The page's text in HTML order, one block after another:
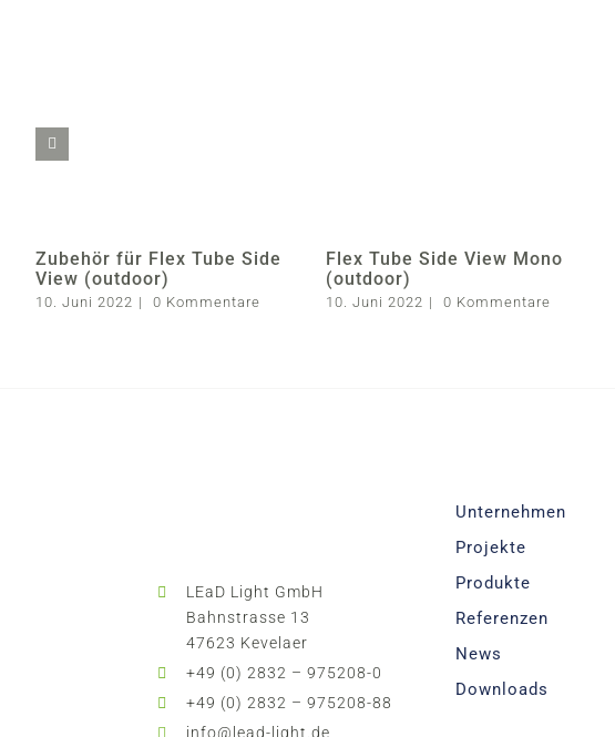
Zubehör für Flex Tube Side
View (outdoor)
10. Juni 2022 | 0 Kommentare
Flex Tube Side View Mono
(outdoor)
10. Juni 2022 | 0 Kommentare
LEaD Light GmbH
Bahnstrasse 13
47623 Kevelaer
+49 (0) 2832 – 975208-0
+49 (0) 2832 – 975208-88
info@lead-light.de
Unternehmen
Projekte
Produkte
Referenzen
News
Downloads